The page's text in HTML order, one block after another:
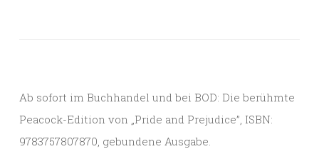
Ab sofort im Buchhandel und bei BOD: Die berühmte
Peacock-Edition von „Pride and Prejudice”, ISBN:
9783757807870, gebundene Ausgabe.